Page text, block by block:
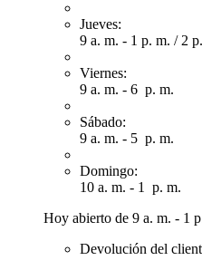
Jueves:
9 a. m. - 1 p. m. / 2
Viernes:
9 a. m. - 6 p. m.
Sábado:
9 a. m. - 5 p. m.
Domingo:
10 a. m. - 1 p. m.
Hoy abierto de 9 a. m. - 1
Devolución del